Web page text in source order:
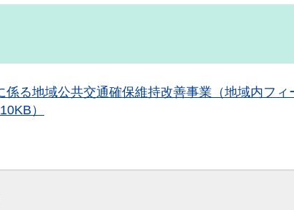
係る地域公共交通確保維持改善事業（地域内フ
）